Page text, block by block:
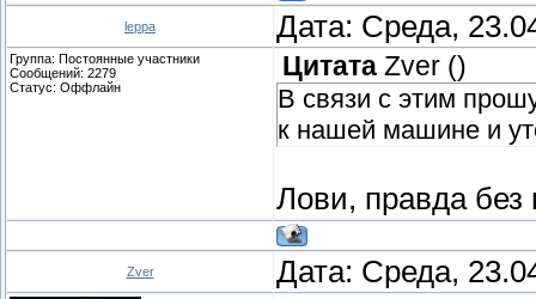
leppa Дата: Среда,
Группа: Постоянные участники
Сообщений: 2279
Статус: Оффлайн
Цитата Zver ()
В связи с этим
к нашей машине и
Лови, правда без
Zver Дата: Среда,